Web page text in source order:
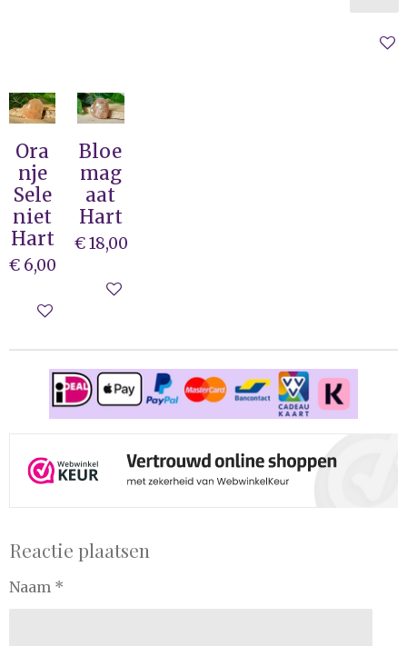
In
Ora
nje
Sele
niet
Hart
€ 6,00
In winkelwagen
Bloe
mag
aat
Hart
€ 18,00
In winkelwagen
Reactie plaatsen
Naam *